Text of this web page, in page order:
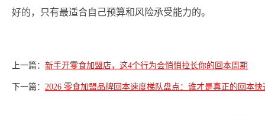
好的，只有最适合自己预算和风险承受能力的。
上一篇： 新手开零食加盟店，这4个行为会悄悄拉长你的回本周期
下一篇： 2026 零食加盟品牌回本速度梯队盘点：谁才是真正的回本快